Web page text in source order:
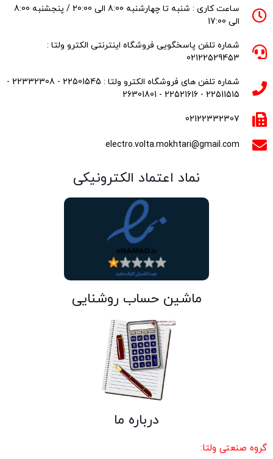
ساعت کاری : شنبه تا چهارشنبه 8:00 الی 20:00 / پنجشنبه 8:00
الی 17:00
شماره تلفن پاسخگویی فروشگاه اینترنتی الکترو ولتا :
02122529453
شماره تلفن های فروشگاه الکترو ولتا : 22501545 - 22332308 -
22511515 - 22521616 - 26301801
02122332307
electro.volta.mokhtari@gmail.com
نماد اعتماد الکترونیکی
ماشین حساب روشنایی
درباره ما
گروه صنعتی ولتا: